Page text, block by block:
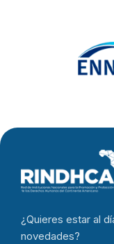
¿Quieres estar al
novedades?